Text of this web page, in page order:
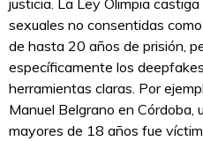
sexuales no consentidas
de hasta 20 años de prisión,
específicamente los
herramientas claras. Por
Manuel Belgrano en Córdoba,
mayores de 18 años fue